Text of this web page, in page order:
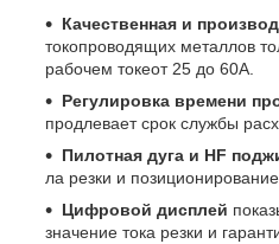
Качественная и
токопроводящих металлов
рабочем токеот 25 до 60А.
Регулировка времени
продлевает срок службы
Пилотная дуга и HF
ла резки и
Цифровой дисплей
значение тока резки и